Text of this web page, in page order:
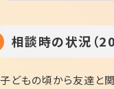
相談時の状況（20
子どもの頃から友達と